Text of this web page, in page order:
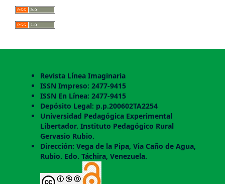
Revista Línea Imaginaria
ISSN Impreso: 2477-9415
ISSN En Línea: 2477-9415
Depósito Legal: p.p.200602TA2254
Universidad Pedagógica Experimental
Libertador. Instituto Pedagógico Rural
Gervasio Rubio.
Dirección: Vega de la Pipa, Via Caño de Agua,
Rubio. Edo. Táchira, Venezuela.